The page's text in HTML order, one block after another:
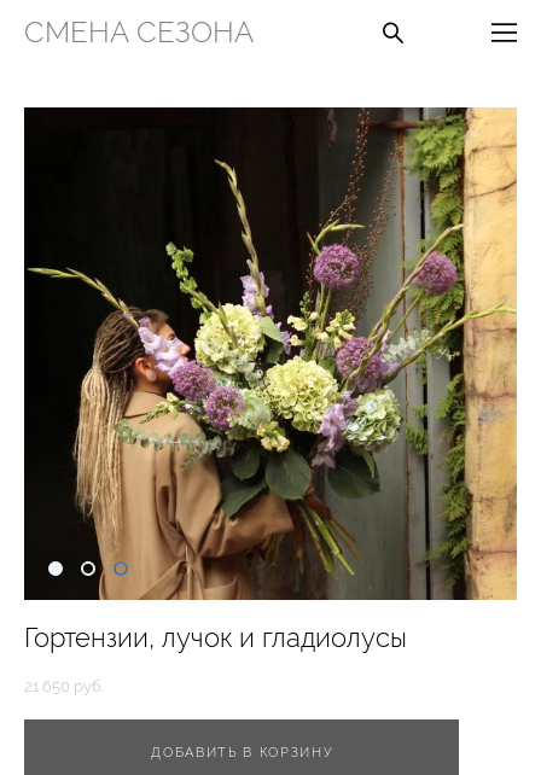
СМЕНА СЕЗОНА
Гортензии, лучок и гладиолусы
21 650 pуб.
ДОБАВИТЬ В КОРЗИНУ